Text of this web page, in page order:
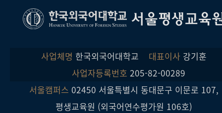
서울평생교육
사업체명 한국외국어대학교 대표이사 강기훈
사업자등록번호 205-82-00289
서울캠퍼스 02450 서울특별시 동대문구 이문로 107,
평생교육원 (외국어연수평가원 106호)